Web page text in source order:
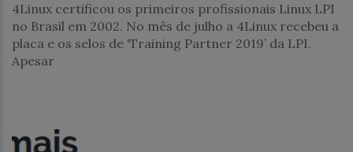
4Linux certificou os primeiros profissionais Linux LPI
no Brasil em 2002. No mês de julho a 4Linux recebeu a
placa e os selos de ‘Training Partner 2019’ da LPI.
Apesar